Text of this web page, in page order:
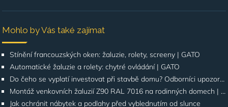
Mohlo by Vás také zajímat
Stínění francouzských oken: žaluzie, rolety, screeny | GATO
Automatické žaluzie a rolety: chytré ovládání | GATO
Do čeho se vyplatí investovat při stavbě domu? Odborníci upozorňují na stínění oken
Montáž venkovních žaluzií Z90 RAL 7016 na rodinných domech | Případová studie
Jak ochránit nábytek a podlahy před vyblednutím od slunce